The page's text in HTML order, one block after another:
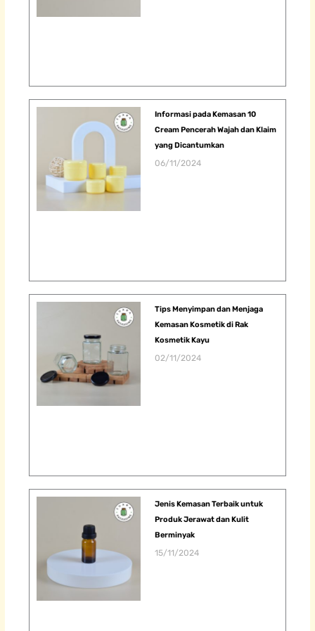
Informasi pada Kemasan 10
Cream Pencerah Wajah dan Klaim
yang Dicantumkan
06/11/2024
Tips Menyimpan dan Menjaga
Kemasan Kosmetik di Rak
Kosmetik Kayu
02/11/2024
Jenis Kemasan Terbaik untuk
Produk Jerawat dan Kulit
Berminyak
15/11/2024